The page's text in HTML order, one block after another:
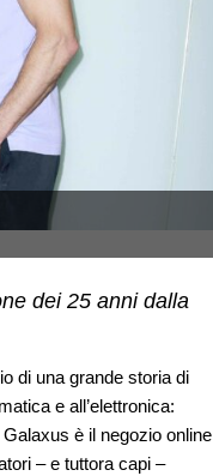
dei 25 anni dalla
di una grande storia di
e all’elettronica:
è il negozio online
– e tuttora capi –